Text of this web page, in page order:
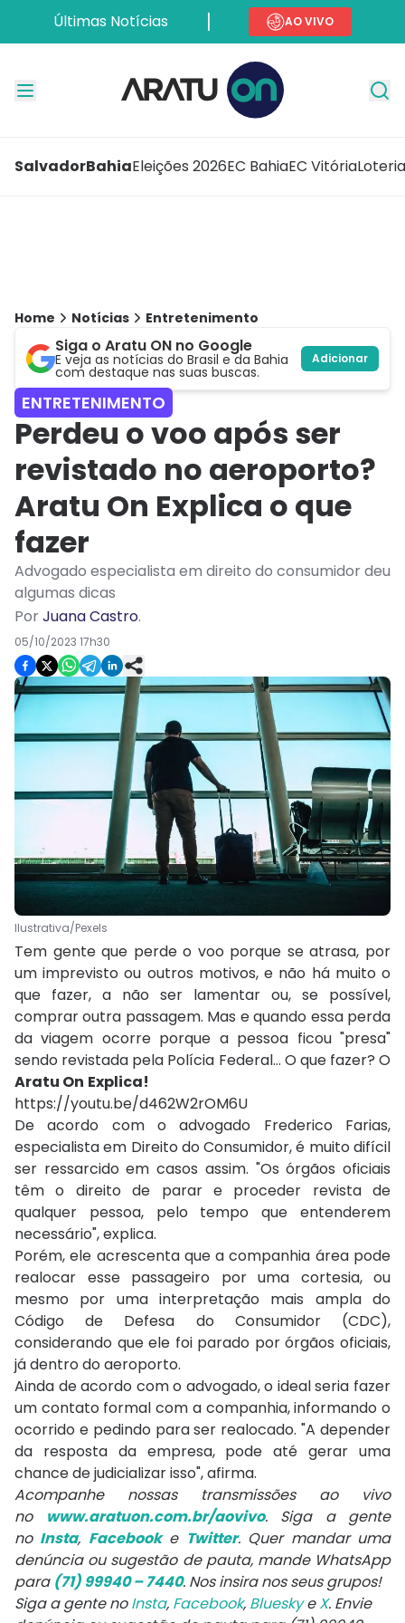
Últimas Notícias AO VIVO
SalvadorBahiaEleições 2026EC BahiaEC Vitória
Home Notícias Entretenimento
Siga o Aratu ON no Google
E veja as notícias do Brasil e da Bahia
com destaque nas suas buscas.
Adicionar
ENTRETENIMENTO
Perdeu o voo após ser
revistado no aeroporto?
Aratu On Explica o que
fazer
Advogado especialista em direito do consumidor deu
algumas dicas
PorJuana Castro.
05/10/2023 17h30
Ilustrativa/Pexels
Tem gente que perde o voo porque se atrasa, por
um imprevisto ou outros motivos, e não há muito o
que fazer, a não ser lamentar ou, se possível,
comprar outra passagem. Mas e quando essa perda
da viagem ocorre porque a pessoa ficou "presa"
sendo revistada pela Polícia Federal... O que fazer? O
Aratu On Explica!
https://youtu.be/d462W2rOM6U
De acordo com o advogado Frederico Farias,
especialista em Direito do Consumidor, é muito difícil
ser ressarcido em casos assim. "Os órgãos oficiais
têm o direito de parar e proceder revista de
qualquer pessoa, pelo tempo que entenderem
necessário", explica.
Porém, ele acrescenta que a companhia área pode
realocar esse passageiro por uma cortesia, ou
mesmo por uma interpretação mais ampla do
Código de Defesa do Consumidor (CDC),
considerando que ele foi parado por órgãos oficiais,
já dentro do aeroporto.
Ainda de acordo com o advogado, o ideal seria fazer
um contato formal com a companhia, informando o
ocorrido e pedindo para ser realocado. "A depender
da resposta da empresa, pode até gerar uma
chance de judicializar isso", afirma.
Acompanhe nossas transmissões ao vivo
no
www.aratuon.com.br/aovivo. Siga a gente
no Insta, Facebooke Twitter. Quer mandar uma
denúncia ou sugestão de pauta, mande WhatsApp
para (71) 99940 – 7440. Nos insira nos seus grupos!
Siga a gente noInsta, Facebook, BlueskyeX. Envie